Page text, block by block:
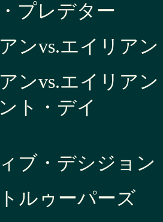
プレデター
ンvs.エイリアン
ンvs.エイリアン
ト・デイ
ブ・デシジョン
ルゥーパーズ